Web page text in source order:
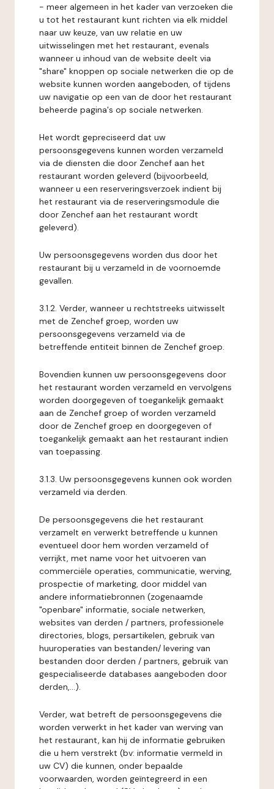
- meer algemeen in het kader van verzoeken die
u tot het restaurant kunt richten via elk middel
naar uw keuze, van uw relatie en uw
uitwisselingen met het restaurant, evenals
wanneer u inhoud van de website deelt via
"share" knoppen op sociale netwerken die op de
website kunnen worden aangeboden, of tijdens
uw navigatie op een van de door het restaurant
beheerde pagina's op sociale netwerken.
Het wordt gepreciseerd dat uw
persoonsgegevens kunnen worden verzameld
via de diensten die door Zenchef aan het
restaurant worden geleverd (bijvoorbeeld,
wanneer u een reserveringsverzoek indient bij
het restaurant via de reserveringsmodule die
door Zenchef aan het restaurant wordt
geleverd).
Uw persoonsgegevens worden dus door het
restaurant bij u verzameld in de voornoemde
gevallen.
3.1.2. Verder, wanneer u rechtstreeks uitwisselt
met de Zenchef groep, worden uw
persoonsgegevens verzameld via de
betreffende entiteit binnen de Zenchef groep.
Bovendien kunnen uw persoonsgegevens door
het restaurant worden verzameld en vervolgens
worden doorgegeven of toegankelijk gemaakt
aan de Zenchef groep of worden verzameld
door de Zenchef groep en doorgegeven of
toegankelijk gemaakt aan het restaurant indien
van toepassing.
3.1.3. Uw persoonsgegevens kunnen ook worden
verzameld via derden.
De persoonsgegevens die het restaurant
verzamelt en verwerkt betreffende u kunnen
eventueel door hem worden verzameld of
verrijkt, met name voor het uitvoeren van
commerciële operaties, communicatie, werving,
prospectie of marketing, door middel van
andere informatiebronnen (zogenaamde
"openbare" informatie, sociale netwerken,
websites van derden / partners, professionele
directories, blogs, persartikelen, gebruik van
huuroperaties van bestanden/ levering van
bestanden door derden / partners, gebruik van
gespecialiseerde databases aangeboden door
derden,...).
Verder, wat betreft de persoonsgegevens die
worden verwerkt in het kader van werving van
het restaurant, kan hij de informatie gebruiken
die u hem verstrekt (bv: informatie vermeld in
uw CV) die kunnen, onder bepaalde
voorwaarden, worden geïntegreerd in een